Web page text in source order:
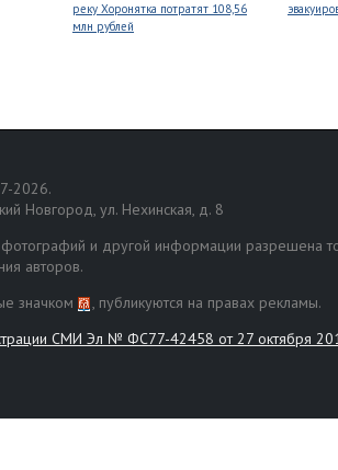
реку Хоронятка потратят 108,56
млн рублей
2026.
Новгород, ул. Нехинская, д. 8
фотографий и другой информации разрешена
авторов.
значком
, публикуются на правах рекламы.
СМИ Эл № ФС77-42458 от 27 октября